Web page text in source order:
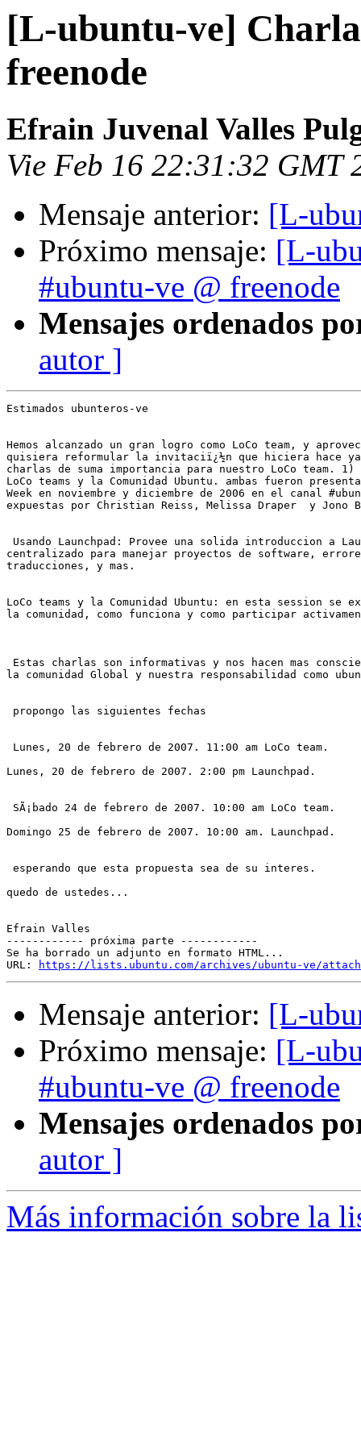
[L-ubuntu-ve]
freenode
Efrain Juvenal Valles
Vie Feb 16 22:31:32 GMT
Mensaje anterior: [L-
Próximo mensaje: [L-
#ubuntu-ve @ freenode
Mensajes ordenados
autor ]
Estimados ubunteros-ve
Hemos alcanzado un gran logro como LoCo team, y
quisiera reformular la invitaciï¿½n que hiciera hace ya
charlas de suma importancia para nuestro LoCo team. 1)
LoCo teams y la Comunidad Ubuntu. ambas fueron
Week en noviembre y diciembre de 2006 en el canal
expuestas por Christian Reiss, Melissa Draper  y Jono
Usando Launchpad: Provee una solida introduccion a
centralizado para manejar proyectos de software,
traducciones, y mas.
LoCo teams y la Comunidad Ubuntu: en esta session se
la comunidad, como funciona y como participar
Estas charlas son informativas y nos hacen mas
la comunidad Global y nuestra responsabilidad como
propongo las siguientes fechas
Lunes, 20 de febrero de 2007. 11:00 am LoCo team.
Lunes, 20 de febrero de 2007. 2:00 pm Launchpad.
SÃ¡bado 24 de febrero de 2007. 10:00 am LoCo team.
Domingo 25 de febrero de 2007. 10:00 am. Launchpad.
esperando que esta propuesta sea de su interes.
quedo de ustedes...
Efrain Valles
------------ próxima parte ------------
Se ha borrado un adjunto en formato HTML...
URL:
https://lists.ubuntu.com/archives/ubuntu-ve/
Mensaje anterior: [L-
Próximo mensaje: [L-
#ubuntu-ve @ freenode
Mensajes ordenados
autor ]
Más información sobre la